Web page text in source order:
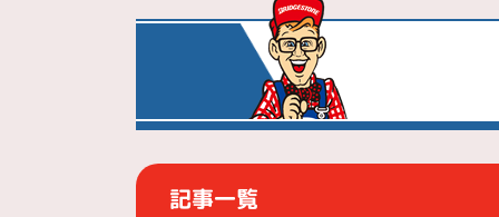
記事一覧